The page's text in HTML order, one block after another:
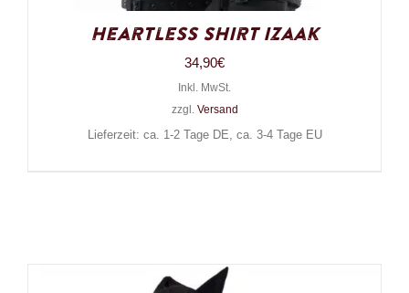
Heartless Shirt Izaak
34,90€
Inkl. MwSt.
zzgl. Versand
Lieferzeit: ca. 1-2 Tage DE, ca. 3-4 Tage EU